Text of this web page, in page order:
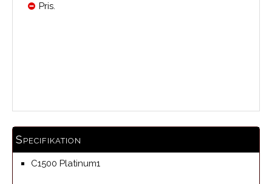
Pris.
Specifikation
C1500 Platinum1